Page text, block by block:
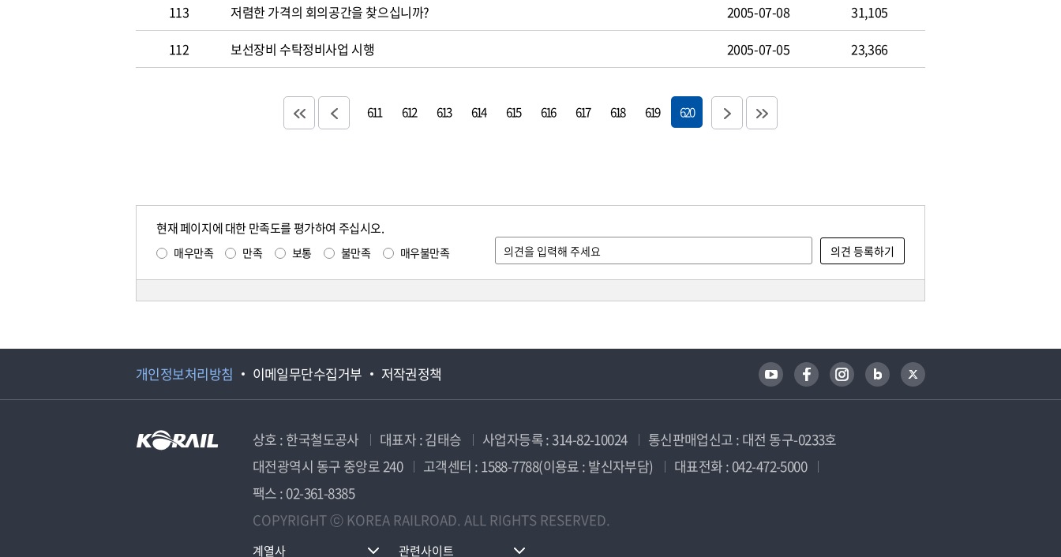
113
저렴한 가격의 회의공간을 찾으십니까? 2005-07-08
31,105
112
보선장비 수탁정비사업 시행 2005-07-05 23,366
611 612 613 614 615 616 617 618 619 620
현재 페이지에 대한 만족도를 평가하여 주십시오.
매우만족 만족 보통 불만족 매우불만족
개인정보처리방침 이메일무단수집거부 저작권정책
상호 : 한국철도공사 대표자 : 김태승 사업자등록 : 314-82-10024
통신판매업신고 : 대전 동구-0233호
대전광역시 동구 중앙로 240
고객센터 : 1588-7788(이용료 : 발신자부담)
대표전화 : 042-472-5000
팩스 : 02-361-8385
COPYRIGHT ⓒ KOREA RAILROAD. ALL RIGHTS RESERVED.
계열사 관련사이트